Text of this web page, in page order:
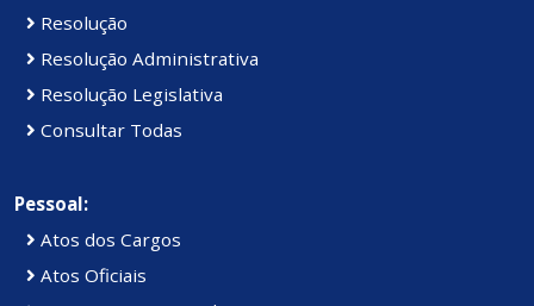
Resolução
Resolução Administrativa
Resolução Legislativa
Consultar Todas
Pessoal:
Atos dos Cargos
Atos Oficiais